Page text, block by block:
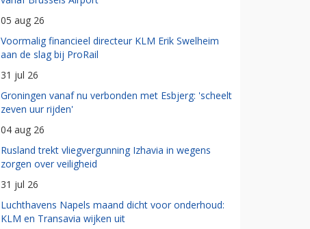
05 aug 26
Voormalig financieel directeur KLM Erik Swelheim
aan de slag bij ProRail
31 jul 26
Groningen vanaf nu verbonden met Esbjerg: 'scheelt
zeven uur rijden'
04 aug 26
Rusland trekt vliegvergunning Izhavia in wegens
zorgen over veiligheid
31 jul 26
Luchthavens Napels maand dicht voor onderhoud:
KLM en Transavia wijken uit